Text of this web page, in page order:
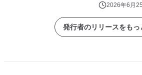
2026年6月
発行者のリリースをもっ